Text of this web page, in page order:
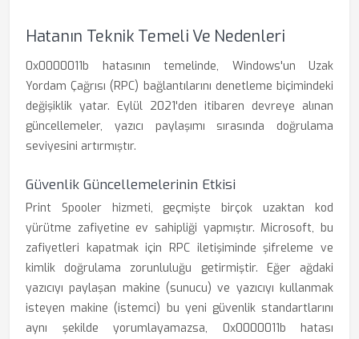
Hatanın Teknik Temeli Ve Nedenleri
0x0000011b hatasının temelinde, Windows'un Uzak
Yordam Çağrısı (RPC) bağlantılarını denetleme biçimindeki
değişiklik yatar. Eylül 2021'den itibaren devreye alınan
güncellemeler, yazıcı paylaşımı sırasında doğrulama
seviyesini artırmıştır.
Güvenlik Güncellemelerinin Etkisi
Print Spooler hizmeti, geçmişte birçok uzaktan kod
yürütme zafiyetine ev sahipliği yapmıştır. Microsoft, bu
zafiyetleri kapatmak için RPC iletişiminde şifreleme ve
kimlik doğrulama zorunluluğu getirmiştir. Eğer ağdaki
yazıcıyı paylaşan makine (sunucu) ve yazıcıyı kullanmak
isteyen makine (istemci) bu yeni güvenlik standartlarını
aynı şekilde yorumlayamazsa, 0x0000011b hatası